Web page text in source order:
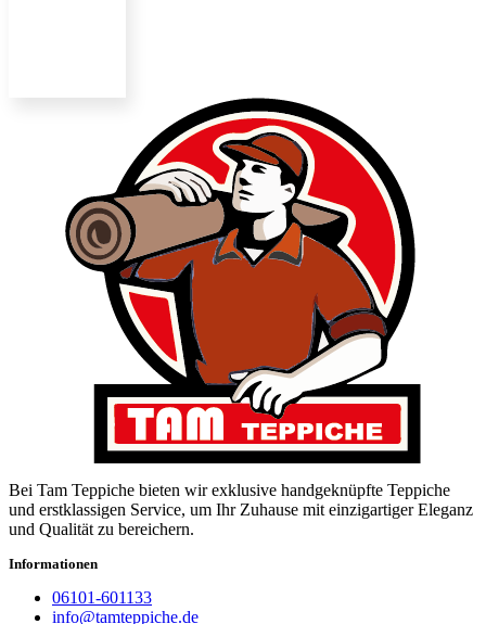
Bei Tam Teppiche bieten wir exklusive handgeknüpfte Teppiche
und erstklassigen Service, um Ihr Zuhause mit einzigartiger Eleganz
und Qualität zu bereichern.
Informationen
06101-601133
info@tamteppiche.de